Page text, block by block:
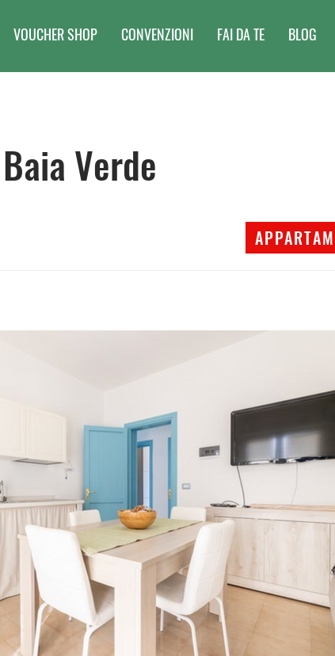
VOUCHER SHOP CONVENZIONI FAI DA TE BLOG
Verde